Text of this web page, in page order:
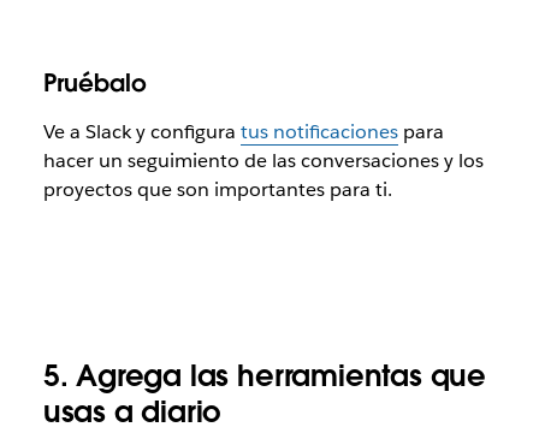
Pruébalo
Ve a Slack yconfigura tus notificacionespara
hacer un seguimiento de las conversaciones y los
proyectos que son importantes para ti.
5. Agrega las herramientas que
usas a diario